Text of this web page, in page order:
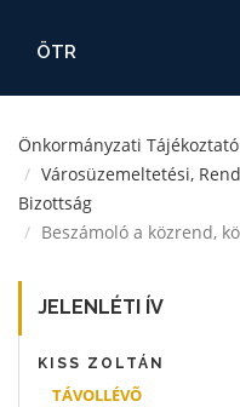
ÖTR
Önkormányzati
Városüzemeltetési,
Bizottság
Beszámoló a közrend,
JELENLÉTI ÍV
KISS ZOLTÁN
TÁVOLLÉVÕ